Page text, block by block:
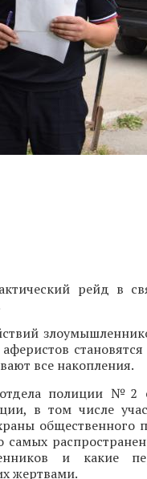
рейд в
все накопления.
полиции №2
в том числе
общественного
и какие
жертвами.